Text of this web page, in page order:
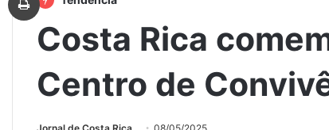
Costa Rica
Centro de